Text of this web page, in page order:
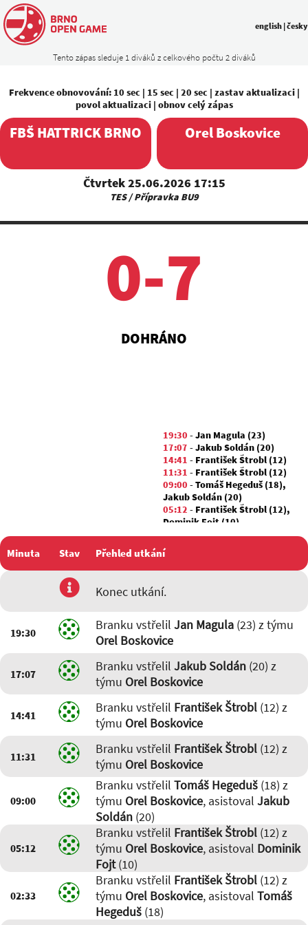
Tento zápas sleduje 1 diváků z celkového počtu 2 diváků
english |česky
Frekvence obnovování: 10 sec | 15 sec | 20 sec | zastav aktualizaci|
povol aktualizaci| obnov celý zápas
FBŠ HATTRICK BRNO
Čtvrtek 25.06.2026 17:15
TES / Přípravka BU9
Orel Boskovice
0-7
DOHRÁNO
19:30 -Jan Magula (23)
17:07 -Jakub Soldán (20)
14:41 - František Štrobl (12)
11:31 - František Štrobl (12)
09:00 -Tomáš Hegeduš (18),
Jakub Soldán (20)
05:12 - František Štrobl (12),
Dominik Fojt (10)
02:33-František Štrobl (12),
Tomáš Hegeduš (18)
Minuta Stav Přehled utkání
Konec utkání.
19:30 Branku vstřelil Jan Magula(23) z týmu
Orel Boskovice
17:07 Branku vstřelil Jakub Soldán(20) z
týmu Orel Boskovice
14:41 Branku vstřelil František Štrobl(12) z
týmu Orel Boskovice
11:31 Branku vstřelil František Štrobl(12) z
týmu Orel Boskovice
09:00
Branku vstřelil Tomáš Hegeduš(18) z
týmu Orel Boskovice, asistoval Jakub
Soldán(20)
05:12
Branku vstřelil František Štrobl(12) z
týmu Orel Boskovice, asistoval Dominik
Fojt(10)
02:33
Branku vstřelil František Štrobl(12) z
týmu Orel Boskovice, asistoval Tomáš
Hegeduš(18)